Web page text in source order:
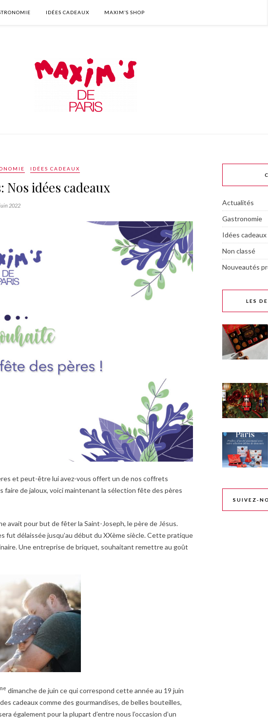
IDÉES CADEAUX MAXIM’S SHOP
IDÉES CADEAUX
Nos idées cadeaux
2022
et peut-être lui avez-vous offert un de nos coffrets
faire de jaloux, voici maintenant la sélection fête des pères
avait pour but de fêter la Saint-Joseph, le père de Jésus.
fut délaissée jusqu’au début du XXème siècle. Cette pratique
Une entreprise de briquet, souhaitant remettre au goût
dimanche de juin ce qui correspond cette année au 19 juin
cadeaux comme des gourmandises, de belles bouteilles,
également pour la plupart d’entre nous l’occasion d’un
Actualités
Gastronomie
Idées cadeaux
Non classé
Nouveautés
LES
SUIVEZ-